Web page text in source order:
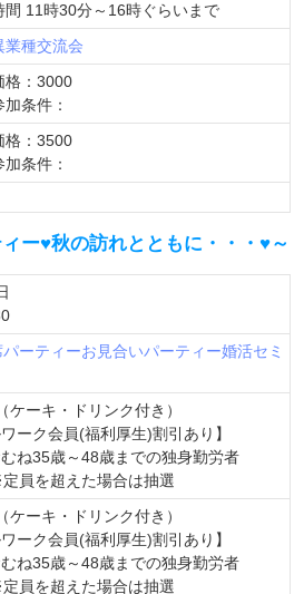
間 11時30分～16時ぐらいまで
業種交流会
格：3000
加条件：
格：3500
加条件：
ー♥秋の訪れとともに・・・♥～
ーティーお見合いパーティー婚活セミ
ケーキ・ドリンク付き）
ーク会員(福利厚生)割引あり】
ね35歳～48歳までの独身勤労者
員を超えた場合は抽選
ケーキ・ドリンク付き）
ーク会員(福利厚生)割引あり】
ね35歳～48歳までの独身勤労者
員を超えた場合は抽選